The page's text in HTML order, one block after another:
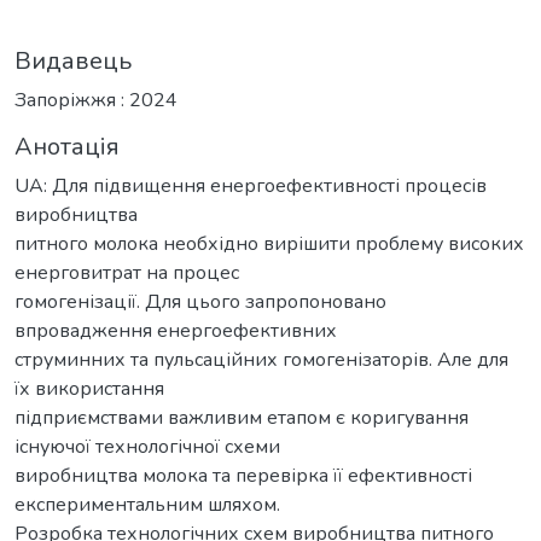
Видавець
Запоріжжя : 2024
Анотація
UA: Для підвищення енергоефективності процесів
виробництва
питного молока необхідно вирішити проблему високих
енерговитрат на процес
гомогенізації. Для цього запропоновано
впровадження енергоефективних
струминних та пульсаційних гомогенізаторів. Але для
їх використання
підприємствами важливим етапом є коригування
існуючої технологічної схеми
виробництва молока та перевірка її ефективності
експериментальним шляхом.
Розробка технологічних схем виробництва питного